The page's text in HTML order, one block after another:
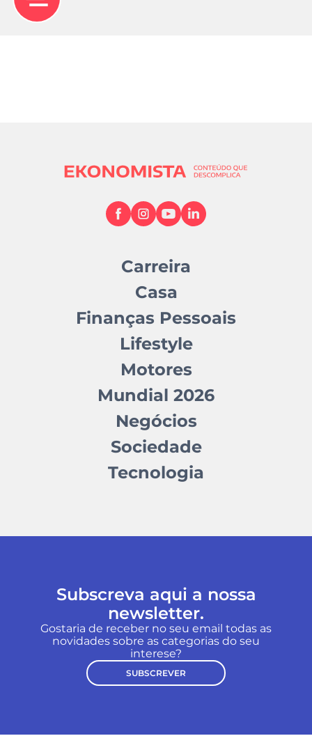
Carreira
Casa
Finanças Pessoais
Lifestyle
Motores
Mundial 2026
Negócios
Sociedade
Tecnologia
Subscreva aqui a nossa
newsletter.
Gostaria de receber no seu email todas as
novidades sobre as categorias do seu
interese?
SUBSCREVER